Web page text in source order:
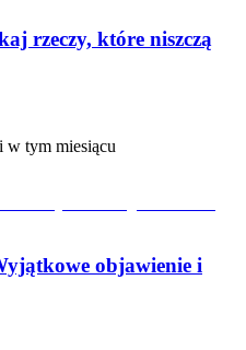
rzeczy, które niszczą
w tym miesiącu
objawienie i